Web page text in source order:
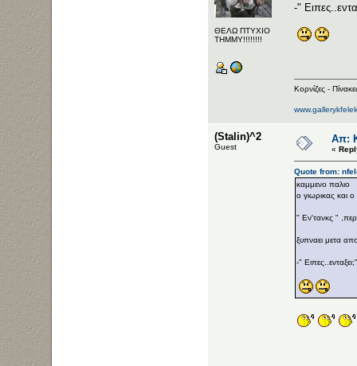
ΘΕΛΩ ΠΤΥΧΙΟ
ΤΗΜΜΥ!!!!!!!!
-"
Κορνίζες -
(Stalin)^2
Guest
Απ:
«
Quote from:
καμμενο παλιο
ο γιωρικας και
" Εν'τανκς "
ξυπναει μετα
-"